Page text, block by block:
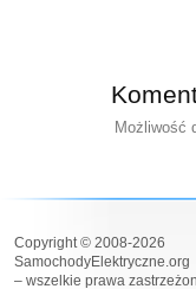
Możliwość
Copyright © 2008-2026
SamochodyElektryczne.org
– wszelkie prawa